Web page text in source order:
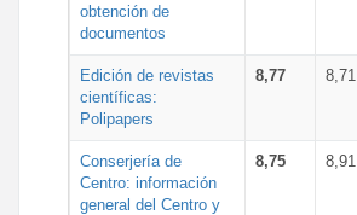
obtención de
documentos
Edición de revistas
científicas:
Polipapers
8,77 8,71
Conserjería de
Centro: información
general del Centro y
8,75 8,91